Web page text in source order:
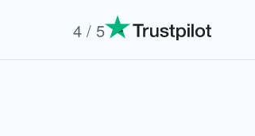
4 / 5